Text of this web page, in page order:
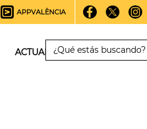
APPVALÈNCIA
ACTUALIDAD